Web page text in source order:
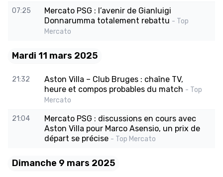
07:25
Mercato PSG : l’avenir de Gianluigi
Donnarumma totalement rebattu - Top
Mercato
Mardi 11 mars 2025
21:32
Aston Villa – Club Bruges : chaîne TV,
heure et compos probables du match - Top
Mercato
21:04
Mercato PSG : discussions en cours avec
Aston Villa pour Marco Asensio, un prix de
départ se précise - Top Mercato
Dimanche 9 mars 2025